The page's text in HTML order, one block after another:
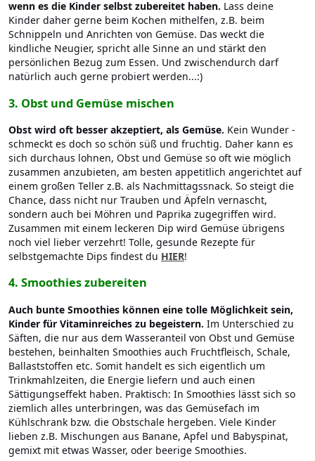
wenn es die Kinder selbst zubereitet haben. Lass deine
Kinder daher gerne beim Kochen mithelfen, z.B. beim
Schnippeln und Anrichten von Gemüse. Das weckt die
kindliche Neugier, spricht alle Sinne an und stärkt den
persönlichen Bezug zum Essen. Und zwischendurch darf
natürlich auch gerne probiert werden...:)
3. Obst und Gemüse mischen
Obst wird oft besser akzeptiert, als Gemüse. Kein Wunder -
schmeckt es doch so schön süß und fruchtig. Daher kann es
sich durchaus lohnen, Obst und Gemüse so oft wie möglich
zusammen anzubieten, am besten appetitlich angerichtet auf
einem großen Teller z.B. als Nachmittagssnack. So steigt die
Chance, dass nicht nur Trauben und Äpfeln vernascht,
sondern auch bei Möhren und Paprika zugegriffen wird.
Zusammen mit einem leckeren Dip wird Gemüse übrigens
noch viel lieber verzehrt! Tolle, gesunde Rezepte für
selbstgemachte Dips findest du HIER!
4. Smoothies zubereiten
Auch bunte Smoothies können eine tolle Möglichkeit sein,
Kinder für Vitaminreiches zu begeistern. Im Unterschied zu
Säften, die nur aus dem Wasseranteil von Obst und Gemüse
bestehen, beinhalten Smoothies auch Fruchtfleisch, Schale,
Ballaststoffen etc. Somit handelt es sich eigentlich um
Trinkmahlzeiten, die Energie liefern und auch einen
Sättigungseffekt haben. Praktisch: In Smoothies lässt sich so
ziemlich alles unterbringen, was das Gemüsefach im
Kühlschrank bzw. die Obstschale hergeben. Viele Kinder
lieben z.B. Mischungen aus Banane, Apfel und Babyspinat,
gemixt mit etwas Wasser, oder beerige Smoothies.